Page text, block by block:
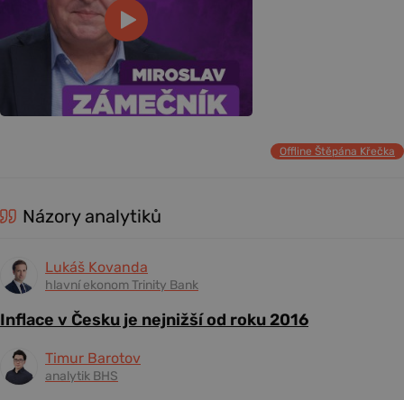
Offline Štěpána Křečka
Názory analytiků
Lukáš Kovanda
hlavní ekonom Trinity Bank
Inflace v Česku je nejnižší od roku 2016
Timur Barotov
analytik BHS